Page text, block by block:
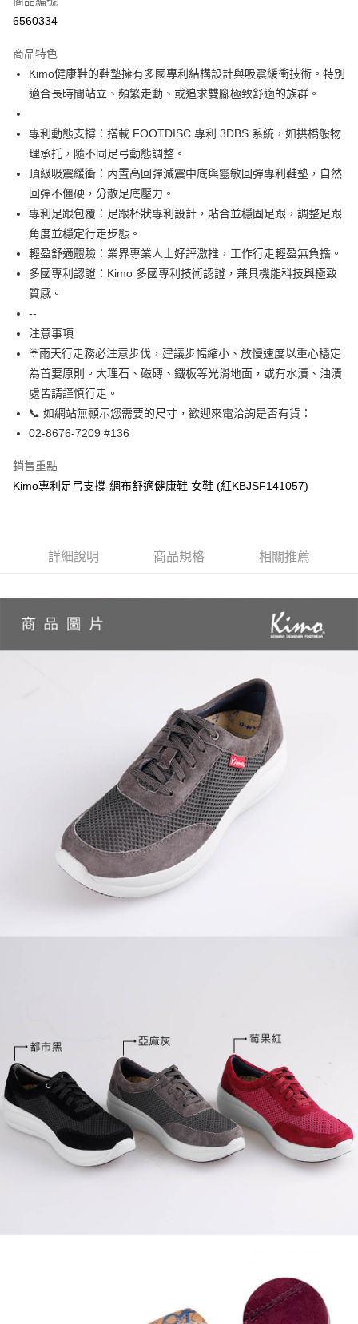
信用卡分期付款
合作金庫商業銀行
華南商業銀行
彰化商業銀行
上海商業儲蓄銀行
台北富邦商業銀行
臺灣中小企業銀行
台中商業銀行
匯豐（台灣）商業銀行
聯邦商業銀行
元大商業銀行
永豐商業銀行
玉山商業銀行
台新國際商業銀行
中國信託商業銀行
台灣樂天信用卡公司
超商取貨付款
LINE Pay
Apple Pay
街口支付
Google Pay
【關於「AFTEE先享後付」】
AFTEE先享後付是「在收到商品之後才付款」的支付方式。 讓您購物簡單
便利好安心！
２．便利：只要手機號碼，簡訊認證，即可結帳。
３．安心：先確認商品／服務後，再付款。
【「AFTEE先享後付」結帳流程】
１．於結帳方式選擇「AFTEE先享後付」後，將跳轉至「AFTEE先享後付」
結帳頁面，進行簡訊認證並確認金額後，即可完成結帳。
３．收到繳費通知簡訊後14天內，點擊此簡訊中的連結，可透過四大超商／
※ 請注意：結帳手續完成當下不需立刻繳費，但若您需要取消訂單，請聯絡
購買商品的店家。未經商家同意取消之訂單仍視為有效，需透過AFTEE先享
易，需依本服務之必要範圍內提供個人資料，並將交易相關給付款項請求債
２．關於個人資料處理事宜，請瀏覽以下網址：
４．使用「AFTEE先享後付」時，將依據個別帳號之用戶狀況，依本公司即
時審查核予不同之上限額度；若仍有額度不足之情形，本公司將視審查結果
５．嚴禁一人註冊多個帳號或使用他人資訊註冊。若發現惡意使用之情形，
恩沛科技股份有限公司將有權停止該用戶之使用額度並採取法律行動。
ATM付款
運送方式
全家取貨付款
每筆NT$60，滿NT$1,000(含以上)免運費
7-11取貨付款
每筆NT$60，滿NT$1,000(含以上)免運費
宅配
每筆NT$60，滿NT$1,000(含以上)免運費
6560334
商品特色
Kimo健康鞋的鞋墊擁有多國專利結構設計與吸震緩衝技術。特別
適合長時間站立、頻繁走動、或追求雙腳極致舒適的族群。
專利動態支撐：搭載 FOOTDISC 專利 3DBS 系統，如拱橋般物
理承托，隨不同足弓動態調整。
頂級吸震緩衝：內置高回彈減震中底與靈敏回彈專利鞋墊，自然
回彈不僵硬，分散足底壓力。
專利足跟包覆：足跟杯狀專利設計，貼合並穩固足跟，調整足跟
角度並穩定行走步態。
輕盈舒適體驗：業界專業人士好評激推，工作行走輕盈無負擔。
多國專利認證：Kimo 多國專利技術認證，兼具機能科技與極致
質感。
--
注意事項
☔雨天行走務必注意步伐，建議步幅縮小、放慢速度以重心穩定
為首要原則。大理石、磁磚、鐵板等光滑地面，或有水漬、油漬
處皆請謹慎行走。
📞 如網站無顯示您需要的尺寸，歡迎來電洽詢是否有貨：
02-8676-7209 #136
銷售重點
Kimo專利足弓支撐-網布舒適健康鞋 女鞋 (紅KBJSF141057)
詳細說明 商品規格 相關推薦